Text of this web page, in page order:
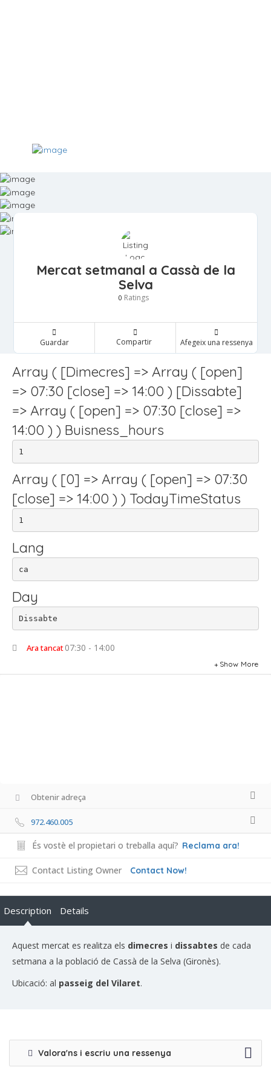
Mercat setmanal a Cassà de la
Selva
0 Ratings
Guardar Compartir Afegeix una ressenya
Array ( [Dimecres] => Array ( [open]
=> 07:30 [close] => 14:00 ) [Dissabte]
=> Array ( [open] => 07:30 [close] =>
14:00 ) ) Buisness_hours
1
Array ( [0] => Array ( [open] => 07:30
[close] => 14:00 ) ) TodayTimeStatus
1
Lang
ca
Day
Dissabte
Ara tancat07:30 - 14:00
Show More
Obtenir adreça
972.460.005
És vostè el propietari o treballa aquí? Reclama ara!
Contact Listing Owner Contact Now!
Description Details
Aquest mercat es realitza els dimecres i dissabtes de cada
setmana a la població de Cassà de la Selva (Gironès).
Ubicació: al passeig del Vilaret.
Valora'ns i escriu una ressenya